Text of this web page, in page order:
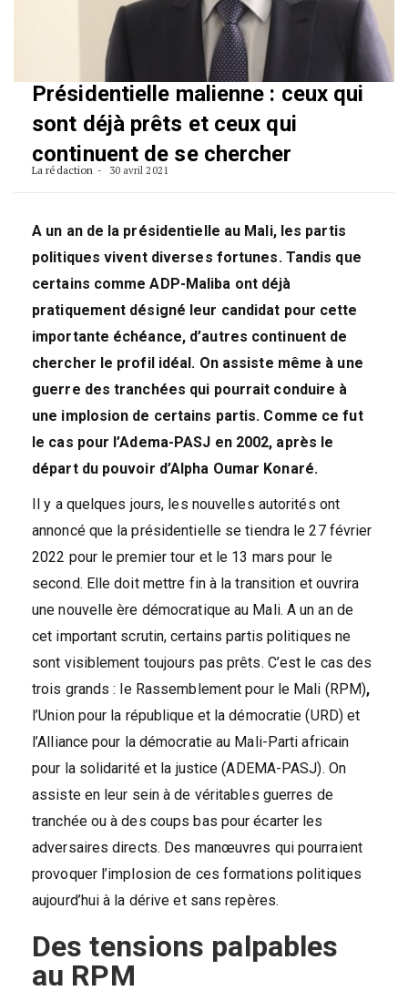
Présidentielle malienne : ceux qui
sont déjà prêts et ceux qui
continuent de se chercher
La rédaction 30 avril 2021
A un an de la présidentielle au Mali, les partis
politiques vivent diverses fortunes. Tandis que
certains comme ADP-Maliba ont déjà
pratiquement désigné leur candidat pour cette
importante échéance, d’autres continuent de
chercher le profil idéal. On assiste même à une
guerre des tranchées qui pourrait conduire à
une implosion de certains partis. Comme ce fut
le cas pour l’Adema-PASJ en 2002, après le
départ du pouvoir d’Alpha Oumar Konaré.
Il y a quelques jours, les nouvelles autorités ont
annoncé que la présidentielle se tiendra le 27 février
2022 pour le premier tour et le 13 mars pour le
second. Elle doit mettre fin à la transition et ouvrira
une nouvelle ère démocratique au Mali. A un an de
cet important scrutin, certains partis politiques ne
sont visiblement toujours pas prêts. C’est le cas des
trois grands : le Rassemblement pour le Mali (RPM),
l’Union pour la république et la démocratie (URD) et
l’Alliance pour la démocratie au Mali-Parti africain
pour la solidarité et la justice (ADEMA-PASJ). On
assiste en leur sein à de véritables guerres de
tranchée ou à des coups bas pour écarter les
adversaires directs. Des manœuvres qui pourraient
provoquer l’implosion de ces formations politiques
aujourd’hui à la dérive et sans repères.
Des tensions palpables
au RPM